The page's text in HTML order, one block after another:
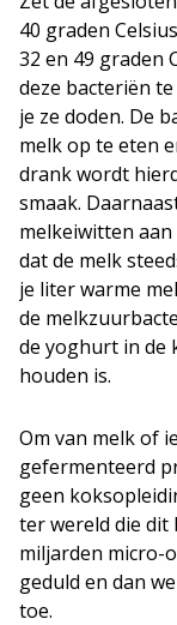
40 graden
32 en 49 graden
deze bacteriën
je ze doden. De
melk op te eten
drank wordt
smaak.
melkeiwitten
dat de melk
je liter warme
de
de yoghurt in de
houden is.
Om van melk of
gefermenteerd
geen
ter wereld die dit
miljarden micro-
geduld en dan
toe.